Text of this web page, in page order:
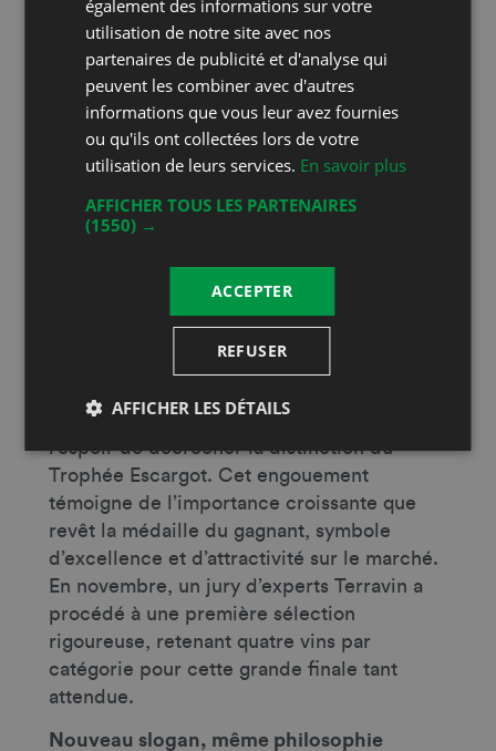
actions ont largement contribué au
rayonnement des vignobles et des crus
vaudois. Cette année, c’est Josef Zisyadis
qui a été intronisé nouveau Commandeur
de l’Ordre des Vins Vaudois. Fondateur puis
directeur de la Semaine suisse du Goût,
ainsi que directeur de la Fondation pour la
promotion du Goût, Josef Zisyadis est
18 producteurs et 21 vins
producteurs ont soumis leurs vins dans
l’espoir de décrocher la distinction du
Trophée Escargot. Cet engouement
témoigne de l’importance croissante que
revêt la médaille du gagnant, symbole
d’excellence et d’attractivité sur le marché.
En novembre, un jury d’experts Terravin a
procédé à une première sélection
rigoureuse, retenant quatre vins par
catégorie pour cette grande finale tant
attendue.
Nouveau slogan, même philosophie
également des informations sur votre
utilisation de notre site avec nos
partenaires de publicité et d'analyse qui
peuvent les combiner avec d'autres
informations que vous leur avez fournies
ou qu'ils ont collectées lors de votre
utilisation de leurs services. En savoir plus
AFFICHER TOUS LES PARTENAIRES
(1550) →
ACCEPTER
REFUSER
AFFICHER LES DÉTAILS